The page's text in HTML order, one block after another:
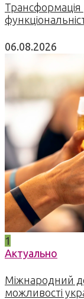
Трансформація
06.08.2026
1
Актуально
Міжнародний
можливості